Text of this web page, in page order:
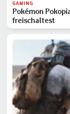
GAMING
Pokémon
freischaltest